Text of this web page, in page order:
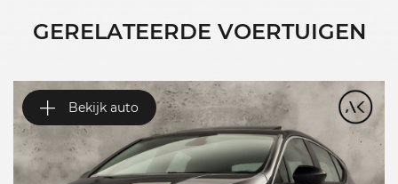
GERELATEERDE VOERTUIGEN
Bekijk auto